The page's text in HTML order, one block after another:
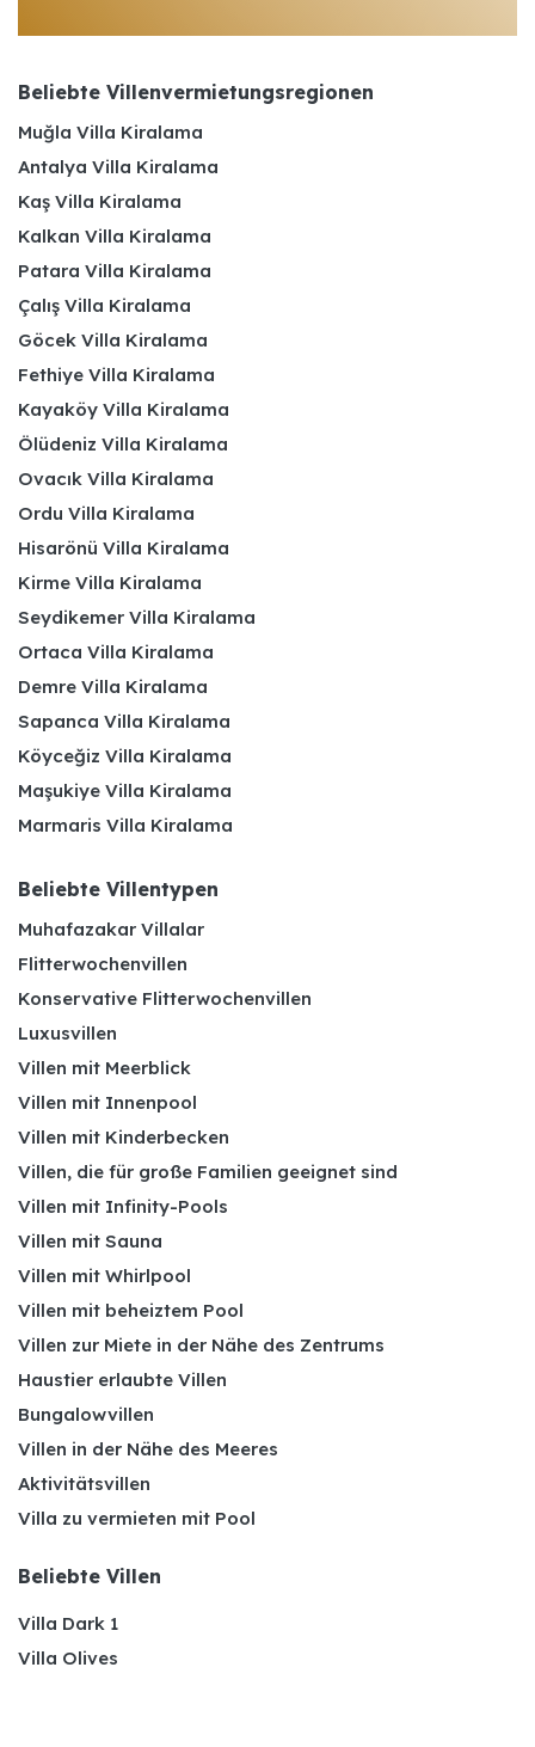
Beliebte Villenvermietungsregionen
Muğla Villa Kiralama
Antalya Villa Kiralama
Kaş Villa Kiralama
Kalkan Villa Kiralama
Patara Villa Kiralama
Çalış Villa Kiralama
Göcek Villa Kiralama
Fethiye Villa Kiralama
Kayaköy Villa Kiralama
Ölüdeniz Villa Kiralama
Ovacık Villa Kiralama
Ordu Villa Kiralama
Hisarönü Villa Kiralama
Kirme Villa Kiralama
Seydikemer Villa Kiralama
Ortaca Villa Kiralama
Demre Villa Kiralama
Sapanca Villa Kiralama
Köyceğiz Villa Kiralama
Maşukiye Villa Kiralama
Marmaris Villa Kiralama
Beliebte Villentypen
Muhafazakar Villalar
Flitterwochenvillen
Konservative Flitterwochenvillen
Luxusvillen
Villen mit Meerblick
Villen mit Innenpool
Villen mit Kinderbecken
Villen, die für große Familien geeignet sind
Villen mit Infinity-Pools
Villen mit Sauna
Villen mit Whirlpool
Villen mit beheiztem Pool
Villen zur Miete in der Nähe des Zentrums
Haustier erlaubte Villen
Bungalowvillen
Villen in der Nähe des Meeres
Aktivitätsvillen
Villa zu vermieten mit Pool
Beliebte Villen
Villa Dark 1
Villa Olives